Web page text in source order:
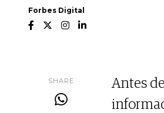
Forbes Digital
SHARE
Antes